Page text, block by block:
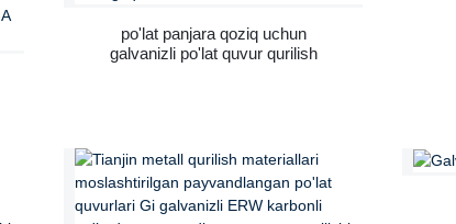
po'lat panjara qoziq uchun
galvanizli po'lat quvur qurilish